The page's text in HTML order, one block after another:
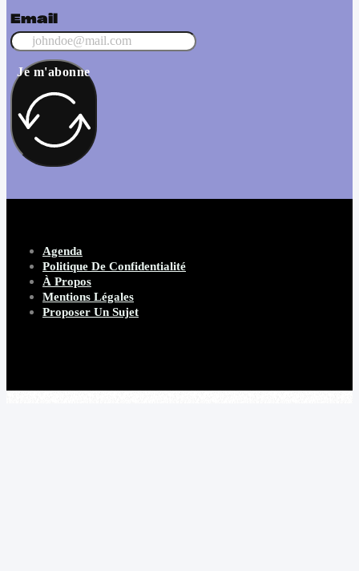
Email
Je m'abonne
Agenda
Politique De Confidentialité
À Propos
Mentions Légales
Proposer Un Sujet